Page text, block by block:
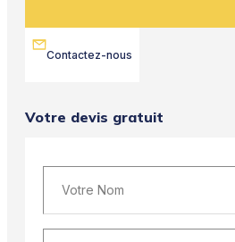
Contactez-nous
Votre devis gratuit